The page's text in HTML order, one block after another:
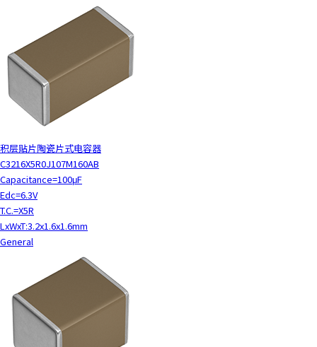
积层贴片陶瓷片式电容器
C3216X5R0J107M160AB
Capacitance=100μF
Edc=6.3V
T.C.=X5R
LxWxT:3.2x1.6x1.6mm
General